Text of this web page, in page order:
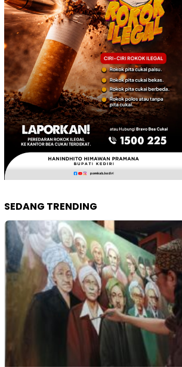
SEDANG TRENDING